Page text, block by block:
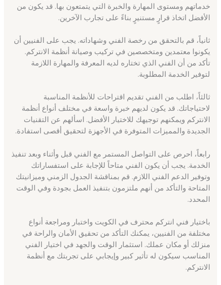
خدماتهم ومستوى المهارة والخبرة التي يتمتعون بها. قد يكون من
الأفضل اتخاذ قرارٍ مستنيرٍ بناءً على تجارب الآخرين.
ثانياً، قم بالتحقق من رخصة الفني وشهاداته. يجب على الفنيين أن
يكونوا معتمدين ومتخصصين في تركيب وصيانة أنظمة الانتركم.
تأكد من أن الفني الذي تختاره لديه المعرفة والمهارة اللازمة
لتوفير الخدمة المطلوبة.
ثالثاً، اطلب من الفني تقديم اقتراحات للأنظمة المناسبة
لاحتياجاتك. قد يكون لديهم خبرة واسعة في مختلف أنواع أنظمة
الانتركم ويمكنهم توجيهك للاختيار الأفضل. اسألهم عن التقنيات
الجديدة والمميزات المتوفرة في الأجهزة لتحقيق أقصى استفادة.
رابعاً، احرص على التواصل المستمر مع الفني قبل وأثناء وبعد تنفيذ
الخدمة. يجب أن يكون الفني متاحاً للإجابة على استفساراتك
وتوفير الدعم الفني اللازم. قم بمناقشة الجدول الزمني وميزانيتك
المتاحة والتأكد من أنهم ملتزمون بتنفيذ العمل بجودة وفي الوقت
المحدد.
باختيار فني انتركم محترف في الكويت واختبار ومراجعة أنواع
مختلفة من الفنيين، يمكنك التأكد من تحقيق الأمان والراحة في
منزلك أو مكان عملك. استثمار الوقت والجهد في اختيار الفني
المناسب سيكون له تأثير كبير وإيجابي على تجربتك مع أنظمة
الانتركم.